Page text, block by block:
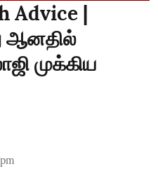
Advice |
ஆனதில்
முக்கிய